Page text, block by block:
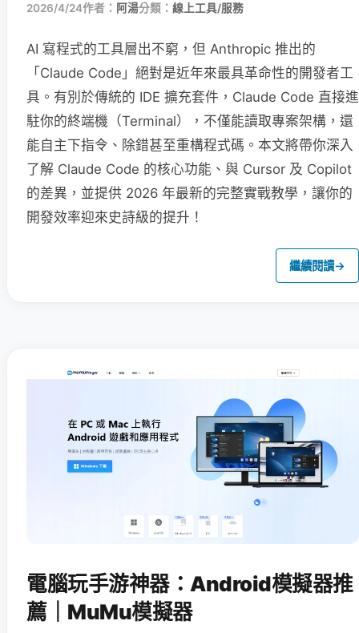
2026/4/24作者： 阿湯分類： 線上工具/服務
AI 寫程式的工具層出不窮，但 Anthropic 推出的
「Claude Code」絕對是近年來最具革命性的開發者工
具。有別於傳統的 IDE 擴充套件，Claude Code 直接進
駐你的終端機（Terminal），不僅能讀取專案架構，還
能自主下指令、除錯甚至重構程式碼。本文將帶你深入
了解 Claude Code 的核心功能、與 Cursor 及 Copilot
的差異，並提供 2026 年最新的完整實戰教學，讓你的
開發效率迎來史詩級的提升！
繼續閱讀→
電腦玩手游神器：Android模擬器推
薦｜MuMu模擬器